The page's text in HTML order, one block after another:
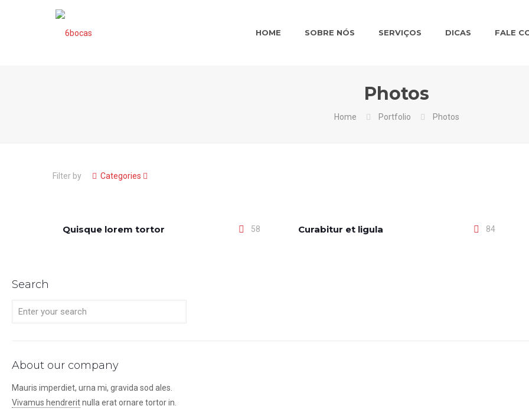
HOME SOBRE NÓS SERVIÇOS DICAS FALE
Photos
Home Portfolio Photos
Filter by Categories
Quisque lorem tortor 58 Curabitur et ligula 84
Search
About our company
Mauris imperdiet, urna mi, gravida sod ales.
Vivamus hendreritnulla erat ornare tortor in.